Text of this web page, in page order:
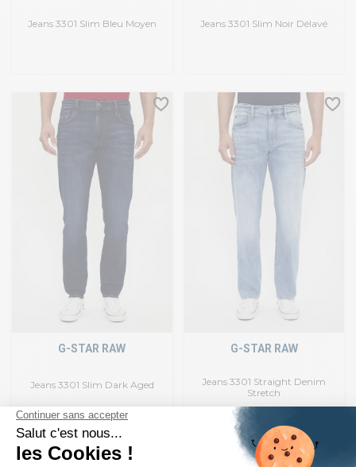
Jeans 3301 Slim Bleu Moyen Jeans 3301 Slim Noir Délavé
Jeans 3301 Slim Dark Aged
G-STAR RAW
Jeans 3301 Straight Denim
Stretch
G-STAR RAW